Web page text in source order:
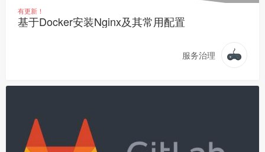
有更新！
基于Docker安装Nginx及其常用配置
服务治理